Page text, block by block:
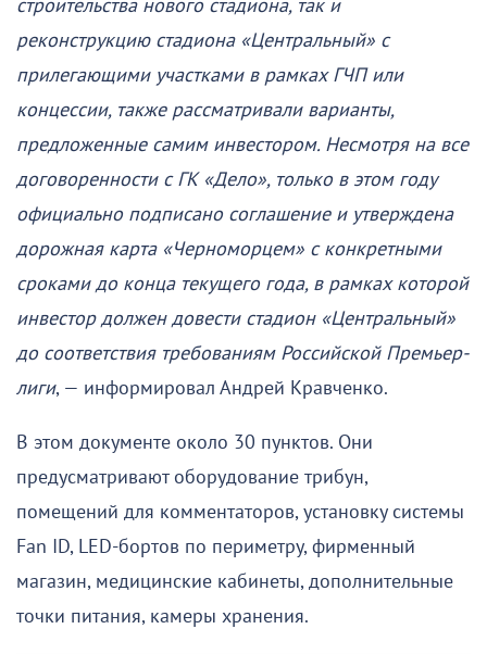
строительства нового стадиона, так и
реконструкцию стадиона «Центральный» с
прилегающими участками в рамках ГЧП или
концессии, также рассматривали варианты,
предложенные самим инвестором. Несмотря на все
договоренности с ГК «Дело», только в этом году
официально подписано соглашение и утверждена
дорожная карта «Черноморцем» с конкретными
сроками до конца текущего года, в рамках которой
инвестор должен довести стадион «Центральный»
до соответствия требованиям Российской Премьер-
лиги, — информировал Андрей Кравченко.
В этом документе около 30 пунктов. Они
предусматривают оборудование трибун,
помещений для комментаторов, установку системы
Fan ID, LED-бортов по периметру, фирменный
магазин, медицинские кабинеты, дополнительные
точки питания, камеры хранения.